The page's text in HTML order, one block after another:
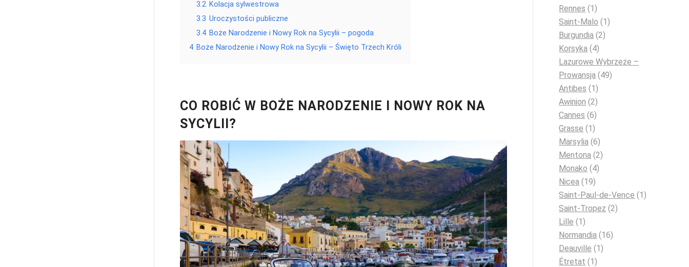
3.2 Kolacja sylwestrowa
3.3 Uroczystości publiczne
3.4 Boże Narodzenie i Nowy Rok na Sycylii – pogoda
4 Boże Narodzenie i Nowy Rok na Sycylii – Święto Trzech Króli
CO ROBIĆ W BOŻE NARODZENIE I NOWY ROK NA
SYCYLII?
Rennes (1)
Saint-Malo (1)
Burgundia (2)
Korsyka (4)
Lazurowe Wybrzeże –
Prowansja (49)
Antibes (1)
Awinion (2)
Cannes (6)
Grasse (1)
Marsylia (6)
Mentona (2)
Monako (4)
Nicea (19)
Saint-Paul-de-Vence (1)
Saint-Tropez (2)
Lille (1)
Normandia (16)
Deauville (1)
Étretat (1)